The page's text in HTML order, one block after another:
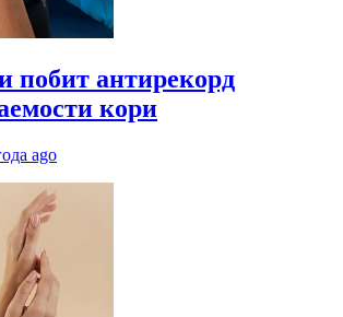
побит антирекорд
кори
ago